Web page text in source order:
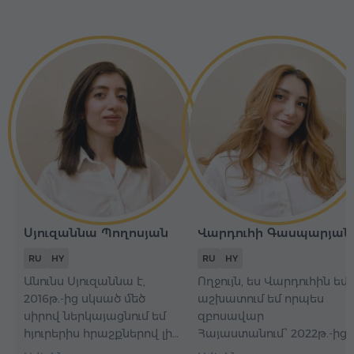
Սյուզաննա Պողոսյան
RU HY
Անունս Սյուզաննա է,
2016թ.-ից սկսած մեծ
սիրով ներկայացնում եմ
հյուրերիս հրաշքներով լի
Հայաստանը։ Ինձ համար
Վարդուհի Գասպարյան
RU HY
Ողջույն, ես Վարդուհին եմ,
աշխատում եմ որպես
զբոսավար
Հայաստանում՝ 2022թ.-ից։
Զբոսաշրջության ոլորտում